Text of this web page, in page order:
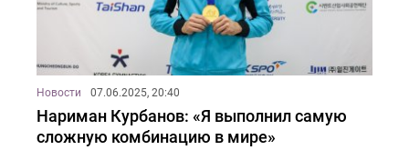
Новости 07.06.2025, 20:40
Нариман Курбанов: «Я выполнил самую
сложную комбинацию в мире»